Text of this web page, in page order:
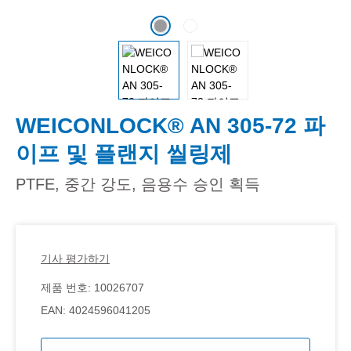
WEICONLOCK® AN 305-72 파
이프 및 플랜지 씰링제
PTFE, 중간 강도, 음용수 승인 획득
기사 평가하기
제품 번호: 10026707
EAN: 4024596041205